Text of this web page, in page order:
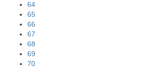
64
65
66
67
68
69
70